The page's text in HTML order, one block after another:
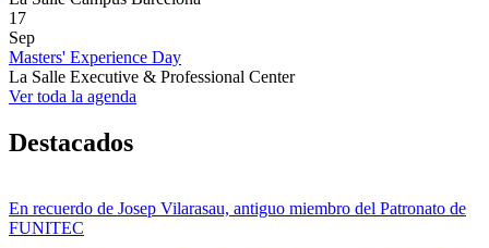
17
Sep
Masters' Experience Day
La Salle Executive & Professional Center
Ver toda la agenda
Destacados
En recuerdo de Josep Vilarasau, antiguo miembro del Patronato de
FUNITEC